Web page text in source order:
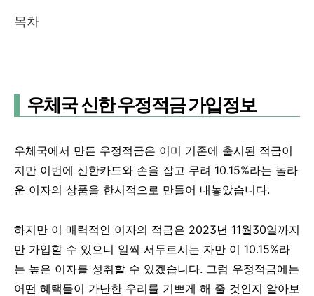
목차
우체국 신한 우정적금 가입정보
우체국에서 만든 우정적금은 이미 기존에 출시된 적금이
지만 이번에 신한카드와 손을 잡고 무려 10.15%라는 놀라
운 이자의 상품을 한시적으로 만들어 내놓았습니다.
하지만 이 매력적인 이자의 적금은 2023년 11월30일까지
만 가입할 수 있으니 일찍 서두르시는 자만 이 10.15%라
는 높은 이자를 성취할 수 있겠습니다. 그럼 우정적금에는
어떤 혜택들이 가난한 우리를 기쁘게 해 줄 것인지 알아보